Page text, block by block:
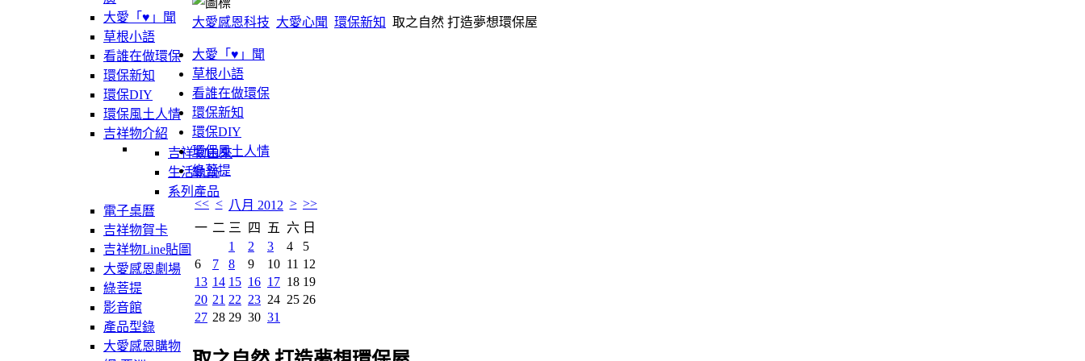
大愛「♥」聞
草根小語
看誰在做環保
環保新知
環保DIY
環保風土人情
吉祥物介紹
吉祥物由來
生活軌跡
系列產品
電子桌曆
吉祥物賀卡
吉祥物Line貼圖
大愛感恩劇場
綠菩提
影音館
產品型錄
大愛感恩購物
大愛感恩科技 大愛心聞 環保新知 取之自然 打造夢想環保屋
大愛「♥」聞
草根小語
看誰在做環保
環保新知
環保DIY
環保風土人情
綠菩提
<< < 八月 2012 > >>
一 二 三 四 五 六 日
1
2 3 4
5
6
7 8 9 10 11 12
13 14 15 16 17 18 19
20 21 22 23 24 25 26
27 28 29 30 31